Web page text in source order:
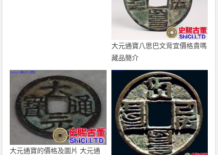
大元通寶八思巴文背宜價格貴嗎
藏品簡介
大元通寶的價格及圖片 大元通